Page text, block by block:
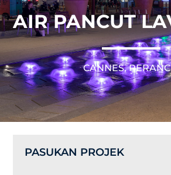
AIR PANCUT
CANNES,
PASUKAN PROJEK